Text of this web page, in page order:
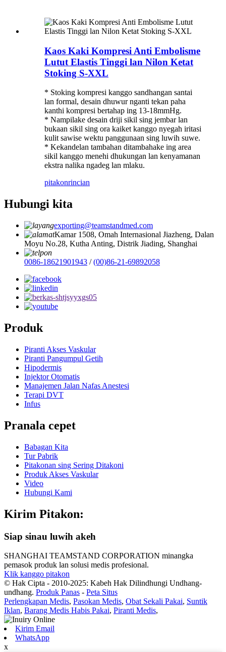
Kaos Kaki Kompresi Anti Embolisme
Lutut Elastis Tinggi lan Nilon Ketat
Stoking S-XXL
* Stoking kompresi kanggo sandhangan santai
lan formal, desain dhuwur nganti tekan paha
kanthi kompresi bertahap ing 13-18mmHg.
* Nampilake desain driji sikil sing jembar lan
bukaan sikil sing ora kaiket kanggo nyegah iritasi
kulit sawise wektu panggunaan sing luwih suwe.
* Kekandelan tambahan ditambahake ing area
sikil kanggo menehi dhukungan lan kenyamanan
ekstra nalika ngadeg lan mlaku.
pitakonrincian
Hubungi kita
exporting@teamstandmed.com
Kamar 1508, Omah Internasional Jiazheng, Dalan
Moyu No.28, Kutha Anting, Distrik Jiading, Shanghai
0086-18621901943 /(00)86-21-69892058
Produk
Piranti Akses Vaskular
Piranti Pangumpul Getih
Hipodermis
Injektor Otomatis
Manajemen Jalan Nafas Anestesi
Terapi DVT
Infus
Pranala cepet
Babagan Kita
Tur Pabrik
Pitakonan sing Sering Ditakoni
Produk Akses Vaskular
Video
Hubungi Kami
Kirim Pitakon:
Siap sinau luwih akeh
SHANGHAI TEAMSTAND CORPORATION minangka
pemasok produk lan solusi medis profesional.
Klik kanggo pitakon
© Hak Cipta - 2010-2025: Kabeh Hak Dilindhungi Undhang-
undhang. Produk Panas - Peta Situs
Perlengkapan Medis, Pasokan Medis, Obat Sekali Pakai, Suntik
Iklan, Barang Medis Habis Pakai, Piranti Medis,
Kirim Email
WhatsApp
x